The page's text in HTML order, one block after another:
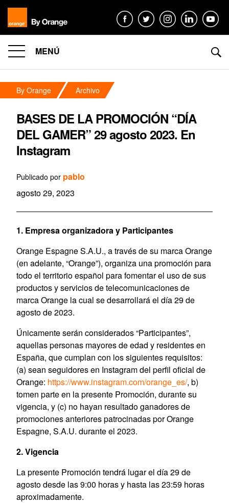
MENÚ
By Orange Archivo
BASES DE LA PROMOCIÓN “DÍA
DEL GAMER” 29 agosto 2023. En
Instagram
Publicado por pablo
agosto 29, 2023
1. Empresa organizadora y Participantes
Orange Espagne S.A.U., a través de su marca Orange
(en adelante, “Orange”), organiza una promoción para
todo el territorio español para fomentar el uso de sus
productos y servicios de telecomunicaciones de
marca Orange la cual se desarrollará el día 29 de
agosto de 2023.
Únicamente serán considerados “Participantes”,
aquellas personas mayores de edad y residentes en
España, que cumplan con los siguientes requisitos:
(a) sean seguidores en Instagram del perfil oficial de
Orange: https://www.instagram.com/orange_es/, b)
tomen parte en la presente Promoción, durante su
vigencia, y (c) no hayan resultado ganadores de
promociones anteriores patrocinadas por Orange
Espagne, S.A.U. durante el 2023.
2. Vigencia
La presente Promoción tendrá lugar el día 29 de
agosto desde las 9:00 horas y hasta las 23:59 horas
aproximadamente.